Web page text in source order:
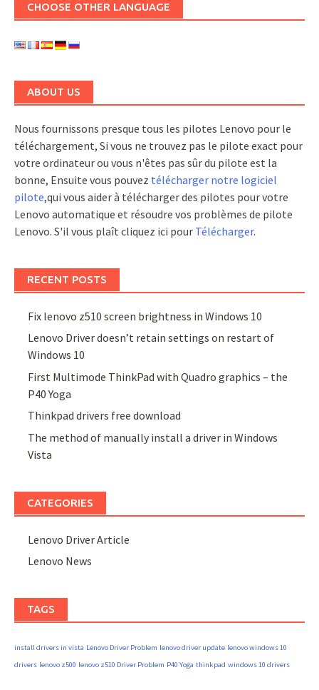
CHOOSE OTHER LANGUAGE
ABOUT US
Nous fournissons presque tous les pilotes Lenovo pour le
téléchargement, Si vous ne trouvez pas le pilote exact pour
votre ordinateur ou vous n'êtes pas sûr du pilote est la
bonne, Ensuite vous pouvez télécharger notre logiciel
pilote,qui vous aider à télécharger des pilotes pour votre
Lenovo automatique et résoudre vos problèmes de pilote
Lenovo. S'il vous plaît cliquez ici pour Télécharger.
RECENT POSTS
Fix lenovo z510 screen brightness in Windows 10
Lenovo Driver doesn’t retain settings on restart of
Windows 10
First Multimode ThinkPad with Quadro graphics – the
P40 Yoga
Thinkpad drivers free download
The method of manually install a driver in Windows
Vista
CATEGORIES
Lenovo Driver Article
Lenovo News
TAGS
install drivers in vista Lenovo Driver Problem lenovo driver update lenovo windows 10
drivers lenovo z500 lenovo z510 Driver Problem P40 Yoga thinkpad windows 10 drivers